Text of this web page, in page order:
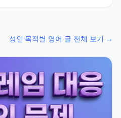
성인·목적별 영어 글 전체 보기 →